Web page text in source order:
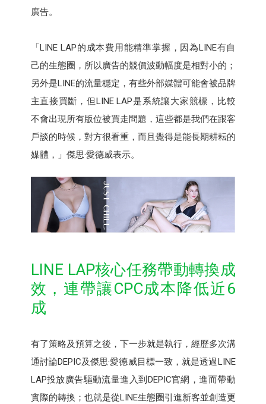
廣告。
「LINE LAP的成本費用能精準掌握，因為LINE有自
己的生態圈，所以廣告的競價波動幅度是相對小的；
另外是LINE的流量穩定，有些外部媒體可能會被品牌
主直接買斷，但LINE LAP是系統讓大家競標，比較
不會出現所有版位被買走問題，這些都是我們在跟客
戶談的時候，對方很看重，而且覺得是能長期耕耘的
媒體，」傑思·愛德威表示。
LINE LAP核心任務帶動轉換成
效，連帶讓CPC成本降低近6
成
有了策略及預算之後，下一步就是執行，經歷多次溝
通討論DEPIC及傑思·愛德威目標一致，就是透過LINE
LAP投放廣告驅動流量進入到DEPIC官網，進而帶動
實際的轉換；也就是從LINE生態圈引進新客並創造更